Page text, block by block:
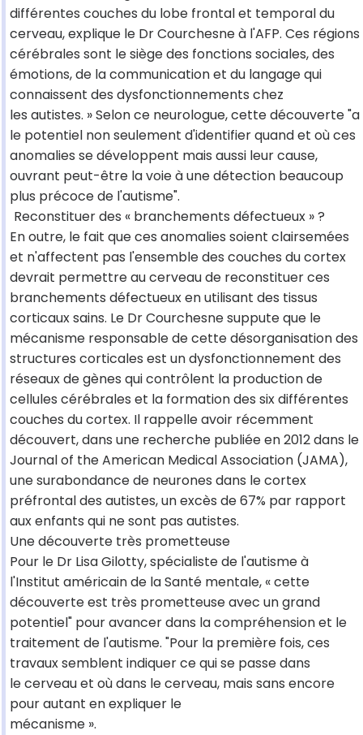
différentes couches du lobe frontal et temporal du
cerveau, explique le Dr Courchesne à l'AFP. Ces régions
cérébrales sont le siège des fonctions sociales, des
émotions, de la communication et du langage qui
connaissent des dysfonctionnements chez
les autistes. » Selon ce neurologue, cette découverte "a
le potentiel non seulement d'identifier quand et où ces
anomalies se développent mais aussi leur cause,
ouvrant peut-être la voie à une détection beaucoup
plus précoce de l'autisme".
Reconstituer des « branchements défectueux » ?
En outre, le fait que ces anomalies soient clairsemées
et n'affectent pas l'ensemble des couches du cortex
devrait permettre au cerveau de reconstituer ces
branchements défectueux en utilisant des tissus
corticaux sains. Le Dr Courchesne suppute que le
mécanisme responsable de cette désorganisation des
structures corticales est un dysfonctionnement des
réseaux de gènes qui contrôlent la production de
cellules cérébrales et la formation des six différentes
couches du cortex. Il rappelle avoir récemment
découvert, dans une recherche publiée en 2012 dans le
Journal of the American Medical Association (JAMA),
une surabondance de neurones dans le cortex
préfrontal des autistes, un excès de 67% par rapport
aux enfants qui ne sont pas autistes.
Une découverte très prometteuse
Pour le Dr Lisa Gilotty, spécialiste de l'autisme à
l'Institut américain de la Santé mentale, « cette
découverte est très prometteuse avec un grand
potentiel" pour avancer dans la compréhension et le
traitement de l'autisme. "Pour la première fois, ces
travaux semblent indiquer ce qui se passe dans
le cerveau et où dans le cerveau, mais sans encore
pour autant en expliquer le
mécanisme ».